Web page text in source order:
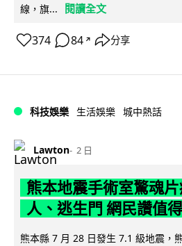
線，旗...
閱讀全文
374 84 ↗ 分享
科技娛樂 生活娛樂 城中熱話
Lawton 2 日
熊本地震手術室驚魂
人、逃生門 網民讚值
熊本縣 7 月 28 日發生 7.1 級地震，